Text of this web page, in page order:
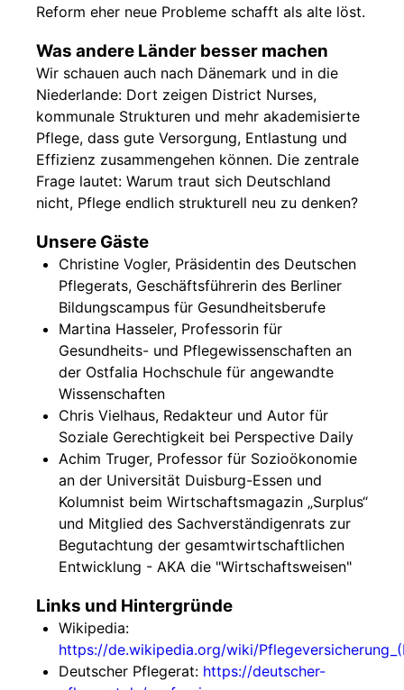
Reform eher neue Probleme schafft als alte löst.
Was andere Länder besser machen
Wir schauen auch nach Dänemark und in die
Niederlande: Dort zeigen District Nurses,
kommunale Strukturen und mehr akademisierte
Pflege, dass gute Versorgung, Entlastung und
Effizienz zusammengehen können. Die zentrale
Frage lautet: Warum traut sich Deutschland
nicht, Pflege endlich strukturell neu zu denken?
Unsere Gäste
Christine Vogler, Präsidentin des Deutschen
Pflegerats, Geschäftsführerin des Berliner
Bildungscampus für Gesundheitsberufe
Martina Hasseler, Professorin für
Gesundheits- und Pflegewissenschaften an
der Ostfalia Hochschule für angewandte
Wissenschaften
Chris Vielhaus, Redakteur und Autor für
Soziale Gerechtigkeit bei Perspective Daily
Achim Truger, Professor für Sozioökonomie
an der Universität Duisburg-Essen und
Kolumnist beim Wirtschaftsmagazin „Surplus“
und Mitglied des Sachverständigenrats zur
Begutachtung der gesamtwirtschaftlichen
Entwicklung - AKA die "Wirtschaftsweisen"
Links und Hintergründe
Wikipedia:
https://de.wikipedia.org/wiki/
Deutscher Pflegerat: https://deutscher-